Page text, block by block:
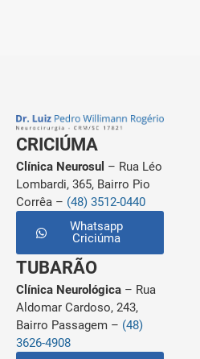
CRICIÚMA
Clínica Neurosul – Rua Léo
Lombardi, 365, Bairro Pio
Corrêa – (48) 3512-0440
Whatsapp
Criciúma
TUBARÃO
Clínica Neurológica – Rua
Aldomar Cardoso, 243,
Bairro Passagem – (48)
3626-4908